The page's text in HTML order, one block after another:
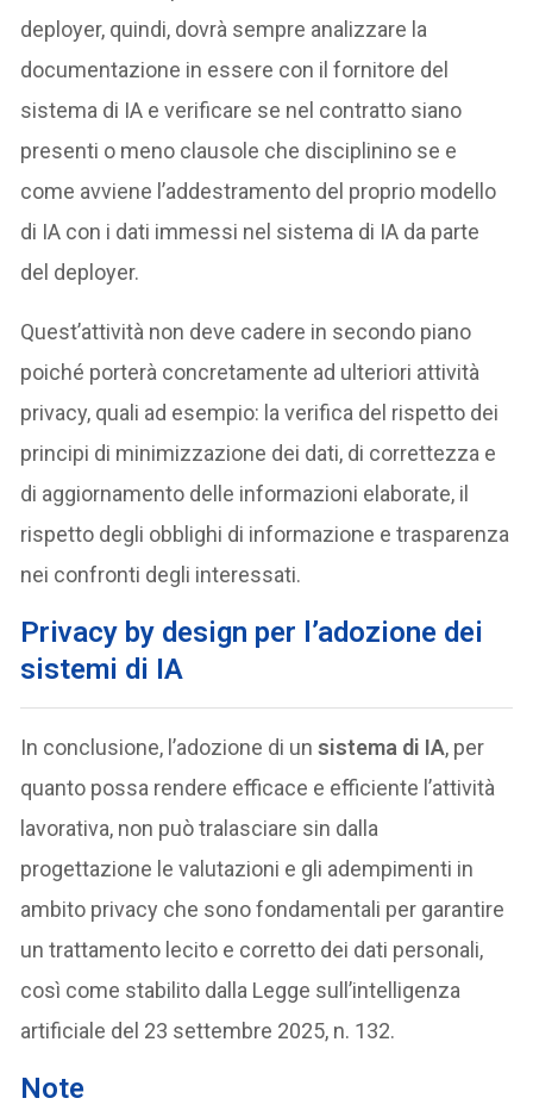
deployer, quindi, dovrà sempre analizzare la
documentazione in essere con il fornitore del
sistema di IA e verificare se nel contratto siano
presenti o meno clausole che disciplinino se e
come avviene l’addestramento del proprio modello
di IA con i dati immessi nel sistema di IA da parte
del deployer.
Quest’attività non deve cadere in secondo piano
poiché porterà concretamente ad ulteriori attività
privacy, quali ad esempio: la verifica del rispetto dei
principi di minimizzazione dei dati, di correttezza e
di aggiornamento delle informazioni elaborate, il
rispetto degli obblighi di informazione e trasparenza
nei confronti degli interessati.
Privacy by design per l’adozione dei
sistemi di IA
In conclusione, l’adozione di unsistema di IA, per
quanto possa rendere efficace e efficiente l’attività
lavorativa, non può tralasciare sin dalla
progettazione le valutazioni e gli adempimenti in
ambito privacy che sono fondamentali per garantire
un trattamento lecito e corretto dei dati personali,
così come stabilito dalla Legge sull’intelligenza
artificiale del 23 settembre 2025, n. 132.
Note